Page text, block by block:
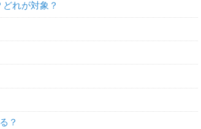
れが対象？
？